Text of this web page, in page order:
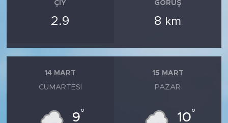
ÇIY
2.9
GÖRÜŞ
8 km
14 MART
CUMARTESI
9°
15 MART
PAZAR
10°